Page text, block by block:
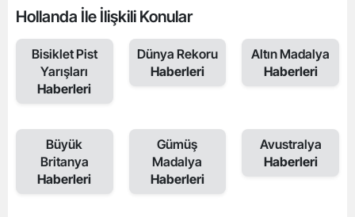
Hollanda İle İlişkili Konular
Bisiklet Pist
Yarışları
Haberleri
Dünya Rekoru
Haberleri
Altın Madalya
Haberleri
Büyük
Britanya
Haberleri
Gümüş
Madalya
Haberleri
Avustralya
Haberleri